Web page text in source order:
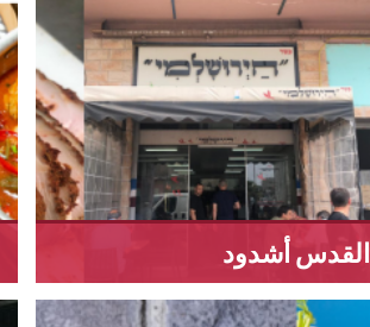
القدس أشدود